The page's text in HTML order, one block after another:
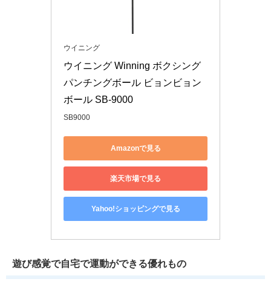
ウイニング
ウイニング Winning ボクシング
パンチングボール ビョンビョン
ボール SB-9000
SB9000
Amazonで見る
楽天市場で見る
Yahoo!ショッピングで見る
遊び感覚で自宅で運動ができる優れもの